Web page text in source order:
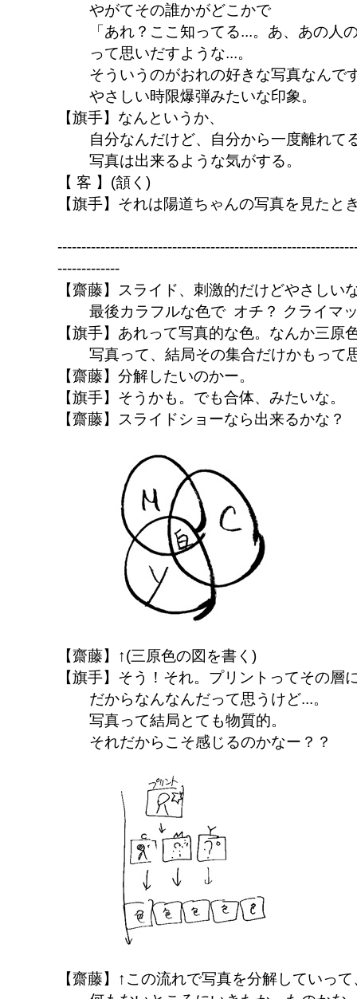
やがてその誰かがどこかで
「あれ？ここ知ってる...。あ、あの人
って思いだすような...。
そういうのがおれの好きな写真なんで
やさしい時限爆弾みたいな印象。
【旗手】なんというか、
自分なんだけど、自分から一度離れて
写真は出来るような気がする。
【 客 】(頷く)
【旗手】それは陽道ちゃんの写真を見たと
-------------
【齋藤】スライド、刺激的だけどやさしい
最後カラフルな色で オチ？ クライマ
【旗手】あれって写真的な色。なんか三原
写真って、結局その集合だけかもって
【齋藤】分解したいのかー。
【旗手】そうかも。でも合体、みたいな。
【齋藤】スライドショーなら出来るかな？
【齋藤】↑(三原色の図を書く)
【旗手】そう！それ。プリントってその層
だからなんなんだって思うけど...。
写真って結局とても物質的。
それだからこそ感じるのかなー？？
【齋藤】↑この流れで写真を分解していって